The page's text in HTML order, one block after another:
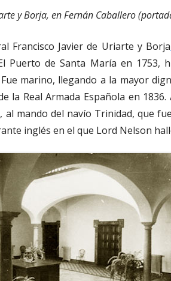
y Borja, en Fernán Caballero
Francisco Javier de Uriarte y Borja
Puerto de Santa María en 1753,
marino, llegando a la mayor
la Real Armada Española en
al mando del navío Trinidad, que
inglés en el que Lord Nelson